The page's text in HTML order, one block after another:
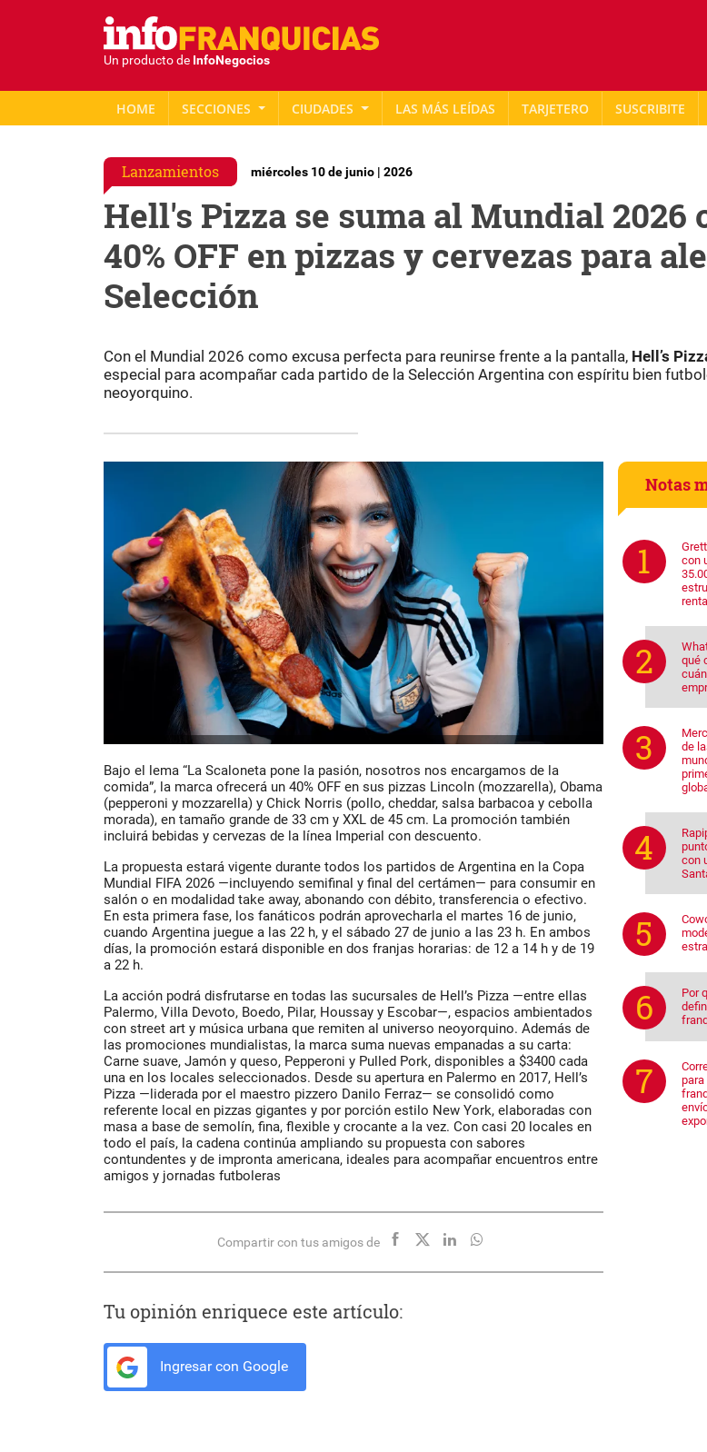
Un producto de InfoNegocios
HOME SECCIONES CIUDADES LAS MÁS LEÍDAS TARJETERO
Lanzamientos miércoles 10 de junio | 2026
Hell's Pizza se suma al Mundial 2026
40% OFF en pizzas y cervezas para
Selección
Con el Mundial 2026 como excusa perfecta para reunirse frente a la pantalla, Hell’s
especial para acompañar cada partido de la Selección Argentina con espíritu bien
neoyorquino.
Bajo el lema “La Scaloneta pone la pasión, nosotros nos encargamos de la
comida”, la marca ofrecerá un 40% OFF en sus pizzas Lincoln (mozzarella), Obama
(pepperoni y mozzarella) y Chick Norris (pollo, cheddar, salsa barbacoa y cebolla
morada), en tamaño grande de 33 cm y XXL de 45 cm. La promoción también
incluirá bebidas y cervezas de la línea Imperial con descuento.
La propuesta estará vigente durante todos los partidos de Argentina en la Copa
Mundial FIFA 2026 —incluyendo semifinal y final del certámen— para consumir en
salón o en modalidad take away, abonando con débito, transferencia o efectivo.
En esta primera fase, los fanáticos podrán aprovecharla el martes 16 de junio,
cuando Argentina juegue a las 22 h, y el sábado 27 de junio a las 23 h. En ambos
días, la promoción estará disponible en dos franjas horarias: de 12 a 14 h y de 19
a 22 h.
La acción podrá disfrutarse en todas las sucursales de Hell’s Pizza —entre ellas
Palermo, Villa Devoto, Boedo, Pilar, Houssay y Escobar—, espacios ambientados
con street art y música urbana que remiten al universo neoyorquino. Además de
las promociones mundialistas, la marca suma nuevas empanadas a su carta:
Carne suave, Jamón y queso, Pepperoni y Pulled Pork, disponibles a $3400 cada
una en los locales seleccionados. Desde su apertura en Palermo en 2017, Hell’s
Pizza —liderada por el maestro pizzero Danilo Ferraz— se consolidó como
referente local en pizzas gigantes y por porción estilo New York, elaboradas con
masa a base de semolín, fina, flexible y crocante a la vez. Con casi 20 locales en
todo el país, la cadena continúa ampliando su propuesta con sabores
contundentes y de impronta americana, ideales para acompañar encuentros entre
amigos y jornadas futboleras
Compartir con tus amigos de
Tu opinión enriquece este artículo:
Ingresar con Google
Notas
con
qué
de
con
Por
para